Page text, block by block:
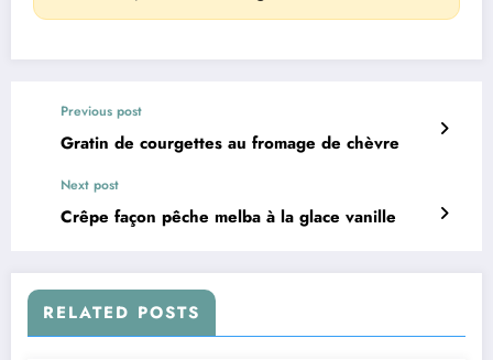
Previous post
Gratin de courgettes au fromage de chèvre
Next post
Crêpe façon pêche melba à la glace vanille
RELATED POSTS